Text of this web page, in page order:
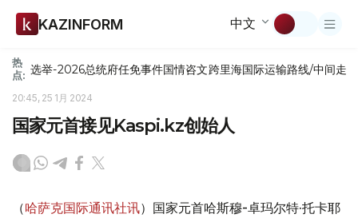
KAZINFORM 中文
热
点: 选举-2026总统府任免事件国情咨文跨里海国际运输路线/中间走廊
20:45, 25 1月 2024
国家元首接见Kaspi.kz创始人
（哈萨克国际通讯社讯）国家元首哈斯穆-卓玛尔特·托卡耶